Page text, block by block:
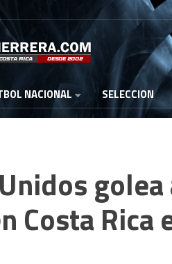
NACIONAL SELECCION
golea
Costa Rica